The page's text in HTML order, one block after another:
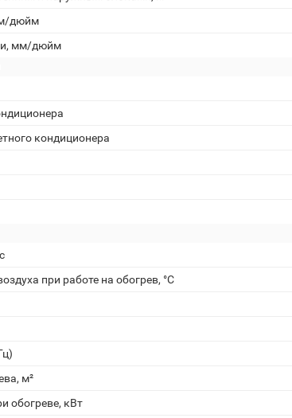
дюйм
мм/дюйм
кондиционера
при работе на обогрев, °С
м²
обогреве, кВт